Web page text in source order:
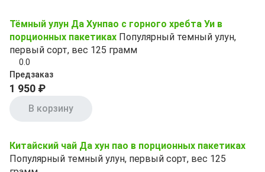
Тёмный улун Да Хунпао с горного хребта Уи в
порционных пакетиках Популярный темный улун,
первый сорт, вес 125 грамм
0.0
Предзаказ
1 950 ₽
В корзину
Китайский чай Да хун пао в порционных пакетиках
Популярный темный улун, первый сорт, вес 125